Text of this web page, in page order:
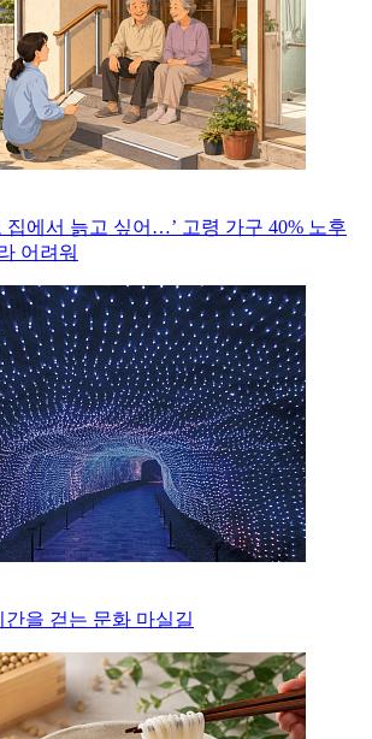
집에서 늙고 싶어…’ 고령 가구 40% 노후
어려워
간을 걷는 문화 마실길